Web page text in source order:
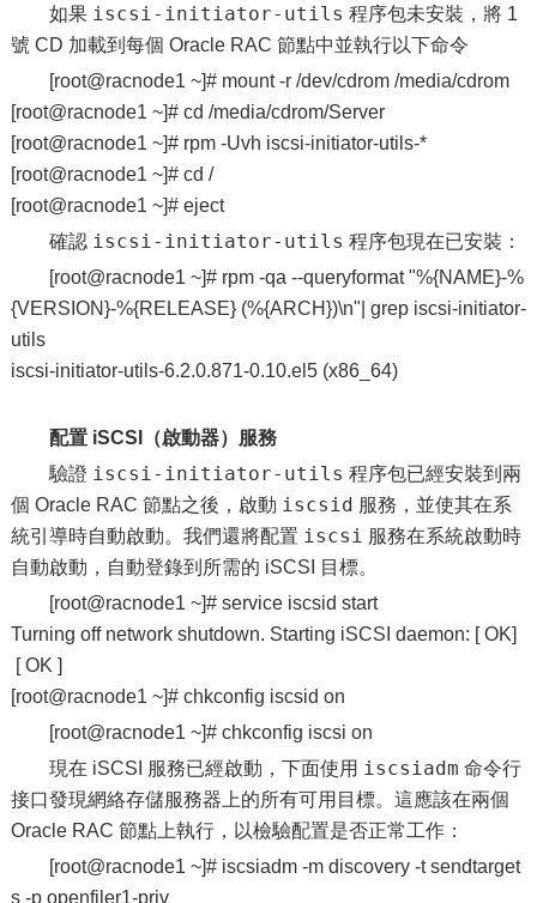
如果 iscsi-initiator-utils 程序包未安裝，將 1
號 CD 加載到每個 Oracle RAC 節點中並執行以下命令
[root@racnode1 ~]# mount -r /dev/cdrom /media/cdrom
[root@racnode1 ~]# cd /media/cdrom/Server
[root@racnode1 ~]# rpm -Uvh iscsi-initiator-utils-*
[root@racnode1 ~]# cd /
[root@racnode1 ~]# eject
確認 iscsi-initiator-utils 程序包現在已安裝：
[root@racnode1 ~]# rpm -qa --queryformat "%{NAME}-%
{VERSION}-%{RELEASE} (%{ARCH})\n"| grep iscsi-initiator-
utils
iscsi-initiator-utils-6.2.0.871-0.10.el5 (x86_64)
配置 iSCSI（啟動器）服務
驗證 iscsi-initiator-utils 程序包已經安裝到兩
個 Oracle RAC 節點之後，啟動 iscsid 服務，並使其在系
統引導時自動啟動。我們還將配置 iscsi 服務在系統啟動時
自動啟動，自動登錄到所需的 iSCSI 目標。
[root@racnode1 ~]# service iscsid start
Turning off network shutdown. Starting iSCSI daemon: [ OK]
[ OK ]
[root@racnode1 ~]# chkconfig iscsid on
[root@racnode1 ~]# chkconfig iscsi on
現在 iSCSI 服務已經啟動，下面使用 iscsiadm 命令行
接口發現網絡存儲服務器上的所有可用目標。這應該在兩個
Oracle RAC 節點上執行，以檢驗配置是否正常工作：
[root@racnode1 ~]# iscsiadm -m discovery -t sendtarget
s -p openfiler1-priv